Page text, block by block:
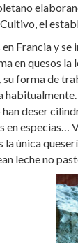
el
Francia y
en quesos
su forma de
deser
en especias…
la única
leche no